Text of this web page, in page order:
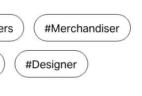
#Merchandiser
#Designer